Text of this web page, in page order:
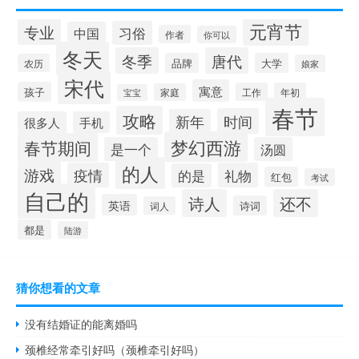
专业 中国 习俗 作者 你可以 元宵节
农历 冬天 冬季 品牌 唐代 大学 娘家
孩子 宋代 宝宝 家庭 寓意 工作 年初
很多人 手机 攻略 新年 时间 春节
春节期间 是一个 梦幻西游 汤圆
游戏 疫情 的人 的是 礼物 红包 考试
自己的 英语 词人 诗人 诗词 还不
都是 陆游
猜你想看的文章
没有结婚证的能离婚吗
颈椎经常牵引好吗（颈椎牵引好吗）